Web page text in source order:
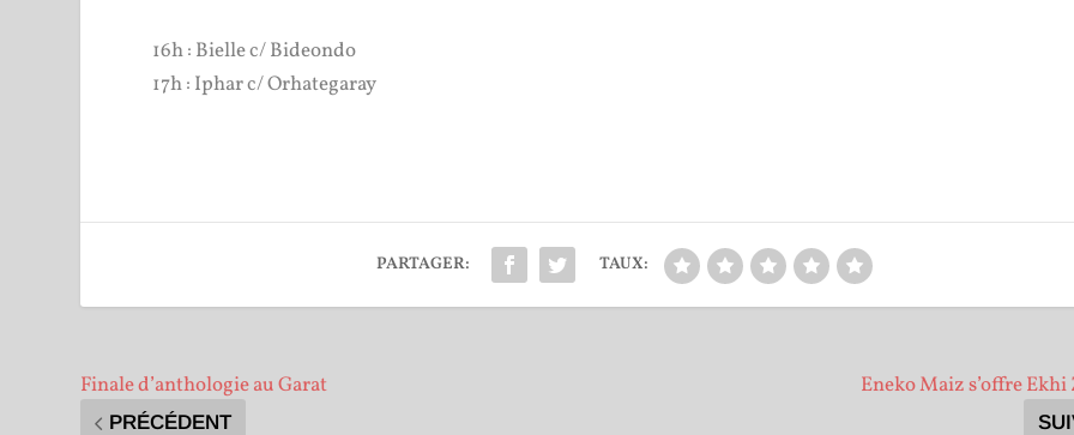
16h : Bielle c/ Bideondo
17h : Iphar c/ Orhategaray
PARTAGER: TAUX:
Finale d’anthologie au Garat
PRÉCÉDENT
Eneko Maiz s’offre